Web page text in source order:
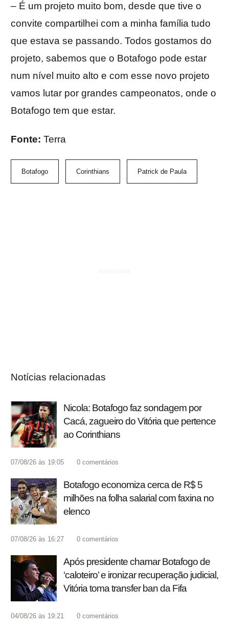
– É um projeto muito bom, desde que tive o
convite compartilhei com a minha família tudo
que estava se passando. Todos gostamos do
projeto, sabemos que o Botafogo pode estar
num nível muito alto e com esse novo projeto
vamos lutar por grandes campeonatos, onde o
Botafogo tem que estar.
Fonte: Terra
Botafogo Corinthians Patrick de Paula
Notícias relacionadas
Nicola: Botafogo faz sondagem por
Cacá, zagueiro do Vitória que pertence
ao Corinthians
07/08/26 às 19:05 0 comentários
Botafogo economiza cerca de R$ 5
milhões na folha salarial com faxina no
elenco
07/08/26 às 16:27 0 comentários
Após presidente chamar Botafogo de
‘caloteiro’ e ironizar recuperação judicial,
Vitória toma transfer ban da Fifa
04/08/26 às 19:21 0 comentários